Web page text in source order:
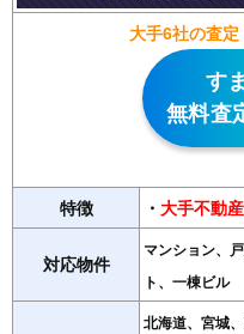
大手6社の査定
す
無料査
特徴 ・ 大手不動
対応物件
マンション、
ト、一棟ビル
北海道、宮城